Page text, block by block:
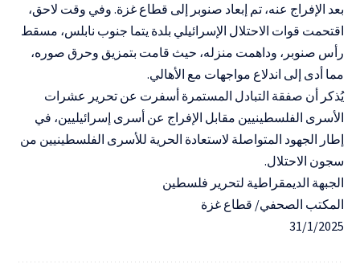
بعد الإفراج عنه، تم إبعاد صنوبر إلى قطاع غزة. وفي وقت لاحق،
اقتحمت قوات الاحتلال الإسرائيلي بلدة يتما جنوب نابلس، مسقط
رأس صنوبر، وداهمت منزله، حيث قامت بتمزيق وحرق صوره،
مما أدى إلى اندلاع مواجهات مع الأهالي.
يُذكر أن صفقة التبادل المستمرة أسفرت عن تحرير عشرات
الأسرى الفلسطينيين مقابل الإفراج عن أسرى إسرائيليين، في
إطار الجهود المتواصلة لاستعادة الحرية للأسرى الفلسطينيين من
سجون الاحتلال.
الجبهة الديمقراطية لتحرير فلسطين
المكتب الصحفي/ قطاع غزة
31/1/2025